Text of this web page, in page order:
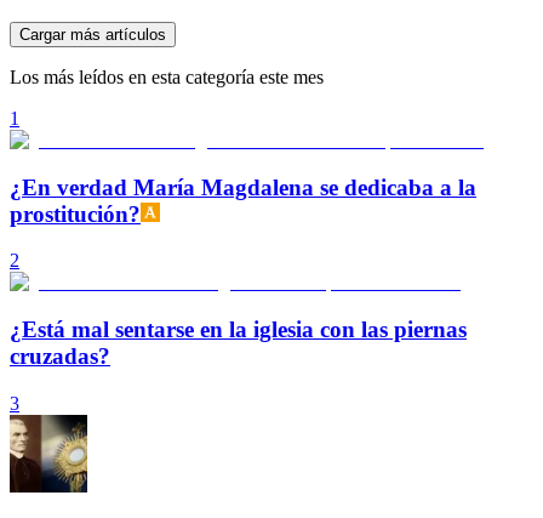
Cargar más artículos
Los más leídos en esta categoría este mes
1
¿En verdad María Magdalena se dedicaba a la
prostitución?
2
¿Está mal sentarse en la iglesia con las piernas
cruzadas?
3